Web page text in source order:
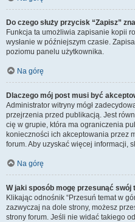
Do czego służy przycisk “Zapisz”
Funkcja ta umożliwia zapisanie kopii
wysłanie w późniejszym czasie.
poziomu panelu użytkownika.
Na górę
Dlaczego mój post musi być
Administrator witryny mógł
przejrzenia przed publikacją. Jest
cię w grupie, która ma ograniczenia
konieczności ich akceptowania przez
forum. Aby uzyskać więcej informacji,
Na górę
W jaki sposób mogę przesunąć
Klikając odnośnik “Przesuń temat w
zazwyczaj na dole strony, możesz
strony forum. Jeśli nie widać takiego